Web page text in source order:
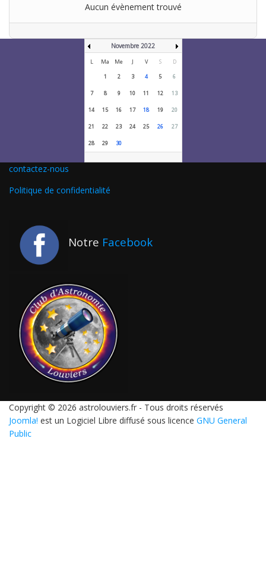
Aucun évènement trouvé
Novembre 2022
L Ma Me J V S
D
1
2 3 4 5 6
7 8 9 10 11 12 13
14 15 16 17 18 19 20
21 22 23 24 25 26 27
28 29 30
contactez-nous
Politique de confidentialité
Notre Facebook
Copyright © 2026 astrolouviers.fr - Tous droits réservés
Joomla! est un Logiciel Libre diffusé sous licence GNU General
Public